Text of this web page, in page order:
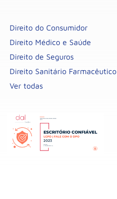
Direito do Consumidor
Direito Médico e Saúde
Direito de Seguros
Direito Sanitário Farmacêutico
Ver todas